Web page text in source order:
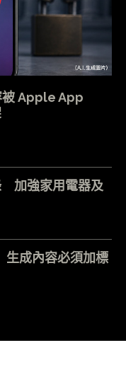
Apple App
加強家用電器及
成內容必須加標